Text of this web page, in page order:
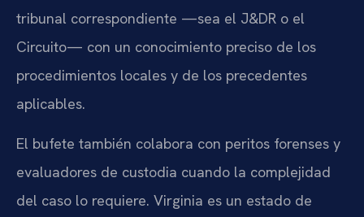
tribunal correspondiente —sea el J&DR o el
Circuito— con un conocimiento preciso de los
procedimientos locales y de los precedentes
aplicables.
El bufete también colabora con peritos forenses y
evaluadores de custodia cuando la complejidad
del caso lo requiere. Virginia es un estado de